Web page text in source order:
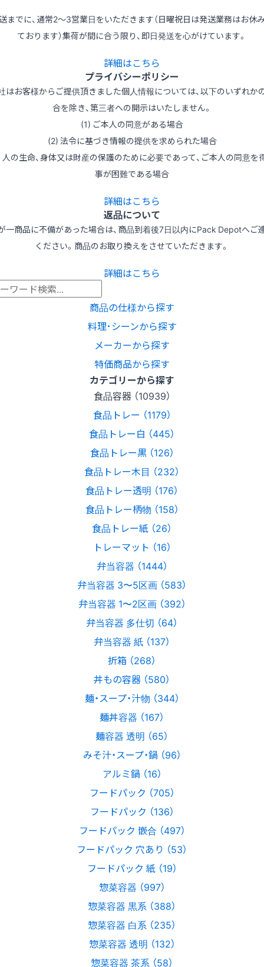
までに、通常2～3営業日をいただきます（日曜祝日は発送業務はお休
ております）集荷が間に合う限り、即日発送を心がけています。
詳細はこちら
プライバシーポリシー
はお客様からご提供頂きました個人情報については、以下のいずれか
合を除き、第三者への開示はいたしません。
(1) ご本人の同意がある場合
(2) 法令に基づき情報の提供を求められた場合
の生命、身体又は財産の保護のために必要であって、ご本人の同意を
事が困難である場合
詳細はこちら
返品について
一商品に不備があった場合は、商品到着後7日以内にPack Depotへご
ください。商品のお取り換えをさせていただきます。
詳細はこちら
商品の仕様から探す
料理･シーンから探す
メーカーから探す
特価商品から探す
カテゴリーから探す
食品容器 （10939）
食品トレー （1179）
食品トレー白 （445）
食品トレー黒 （126）
食品トレー木目 （232）
食品トレー透明 （176）
食品トレー柄物 （158）
食品トレー紙 （26）
トレーマット （16）
弁当容器 （1444）
弁当容器 3〜5区画 （583）
弁当容器 1〜2区画 （392）
弁当容器 多仕切 （64）
弁当容器 紙 （137）
折箱 （268）
丼もの容器 （580）
麺・スープ・汁物 （344）
麺丼容器 （167）
麺容器 透明 （65）
みそ汁・スープ・鍋 （96）
アルミ鍋 （16）
フードパック （705）
フードパック （136）
フードパック 嵌合 （497）
フードパック 穴あり （53）
フードパック 紙 （19）
惣菜容器 （997）
惣菜容器 黒系 （388）
惣菜容器 白系 （235）
惣菜容器 透明 （132）
惣菜容器 茶系 （58）